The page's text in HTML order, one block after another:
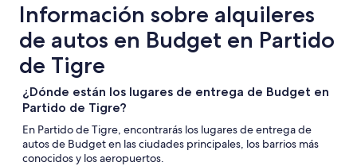
Información sobre alquileres
de autos en Budget en Partido
de Tigre
¿Dónde están los lugares de entrega de Budget en
Partido de Tigre?
En Partido de Tigre, encontrarás los lugares de entrega de
autos de Budget en las ciudades principales, los barrios más
conocidos y los aeropuertos.